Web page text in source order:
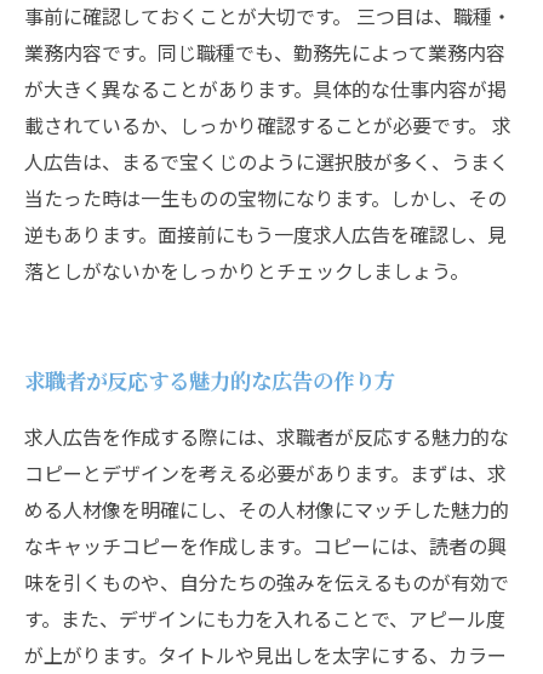
事前に確認しておくことが大切です。 三つ目は、職種・
業務内容です。同じ職種でも、勤務先によって業務内容
が大きく異なることがあります。具体的な仕事内容が掲
載されているか、しっかり確認することが必要です。 求
人広告は、まるで宝くじのように選択肢が多く、うまく
当たった時は一生ものの宝物になります。しかし、その
逆もあります。面接前にもう一度求人広告を確認し、見
落としがないかをしっかりとチェックしましょう。
求職者が反応する魅力的な広告の作り方
求人広告を作成する際には、求職者が反応する魅力的な
コピーとデザインを考える必要があります。まずは、求
める人材像を明確にし、その人材像にマッチした魅力的
なキャッチコピーを作成します。コピーには、読者の興
味を引くものや、自分たちの強みを伝えるものが有効で
す。また、デザインにも力を入れることで、アピール度
が上がります。タイトルや見出しを太字にする、カラー